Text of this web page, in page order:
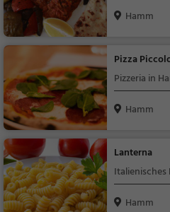
Hamm
Pizza
Pizzeria in
Hamm
Lanterna
Hamm